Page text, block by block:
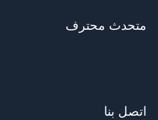
متحدث محترف
اتصل بنا